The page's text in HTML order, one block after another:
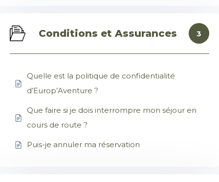
Conditions et Assurances 3
Quelle est la politique de confidentialité
d’Europ’Aventure ?
Que faire si je dois interrompre mon séjour en
cours de route ?
Puis-je annuler ma réservation